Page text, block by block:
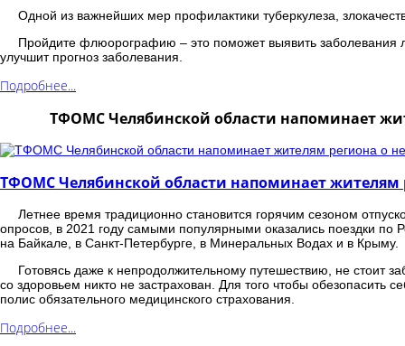
Одной из важнейших мер профилактики туберкулеза,
Пройдите флюорографию – это поможет выявить заболевания
улучшит прогноз заболевания.
Подробнее...
ТФОМС Челябинской области напоминает
ТФОМС Челябинской области напоминает жителям
Летнее время традиционно становится горячим сезоном
опросов, в 2021 году самыми популярными оказались поездки по
на Байкале, в Санкт-Петербурге, в Минеральных Водах и в Крыму.
Готовясь даже к непродолжительному путешествию, не стоит
со здоровьем никто не застрахован. Для того чтобы обезопасить
полис обязательного медицинского страхования.
Подробнее...